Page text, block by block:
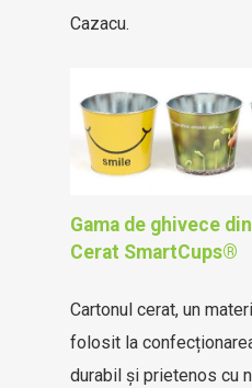
Cazacu.
Gama de ghivece
Cerat SmartCups®
Cartonul cerat, un
folosit la
durabil și prietenos cu